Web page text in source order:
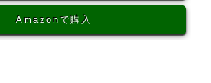
Amazonで購入